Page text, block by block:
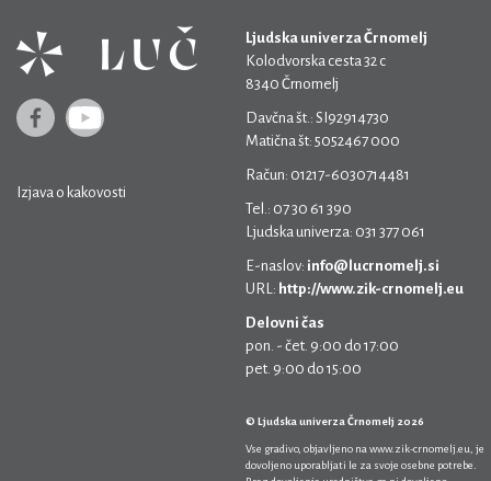
Izjava o kakovosti
Ljudska univerza Črnomelj
Kolodvorska cesta 32 c
8340 Črnomelj
Davčna št.: SI92914730
Matična št: 5052467 000
Račun: 01217-6030714481
Tel.: 07 30 61 390
Ljudska univerza: 031 377 061
E-naslov: info@lucrnomelj.si
URL: http://www.zik-crnomelj.eu
Delovni čas
pon. - čet. 9:00 do 17:00
pet. 9:00 do 15:00
© Ljudska univerza Črnomelj 2026
Vse gradivo, objavljeno na www.zik-crnomelj.eu , je
dovoljeno uporabljati le za svoje osebne potrebe.